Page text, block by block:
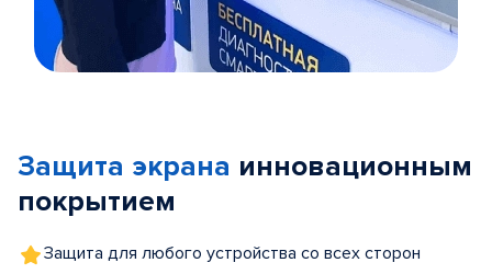
5
Защита экрана инновационным
покрытием
Защита для любого устройства со всех сторон